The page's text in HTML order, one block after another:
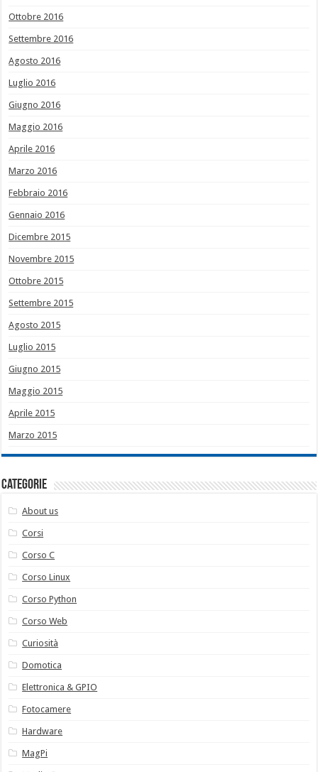
Ottobre 2016
Settembre 2016
Agosto 2016
Luglio 2016
Giugno 2016
Maggio 2016
Aprile 2016
Marzo 2016
Febbraio 2016
Gennaio 2016
Dicembre 2015
Novembre 2015
Ottobre 2015
Settembre 2015
Agosto 2015
Luglio 2015
Giugno 2015
Maggio 2015
Aprile 2015
Marzo 2015
Categorie
About us
Corsi
Corso C
Corso Linux
Corso Python
Corso Web
Curiosità
Domotica
Elettronica & GPIO
Fotocamere
Hardware
MagPi